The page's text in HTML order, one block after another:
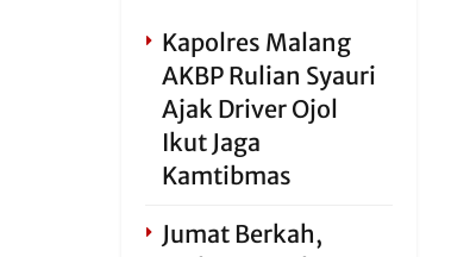
Kapolres Malang
AKBP Rulian Syauri
Ajak Driver Ojol
Ikut Jaga
Kamtibmas
Jumat Berkah,